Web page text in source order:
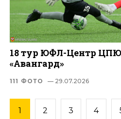
18 тур ЮФЛ-Центр
«Авангард»
111 ФОТО — 29.07.2026
1 2 3 4